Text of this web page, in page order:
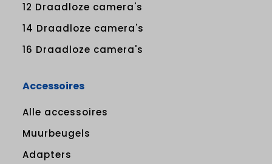
12 Draadloze camera's
14 Draadloze camera's
16 Draadloze camera's
Accessoires
Alle accessoires
Muurbeugels
Adapters